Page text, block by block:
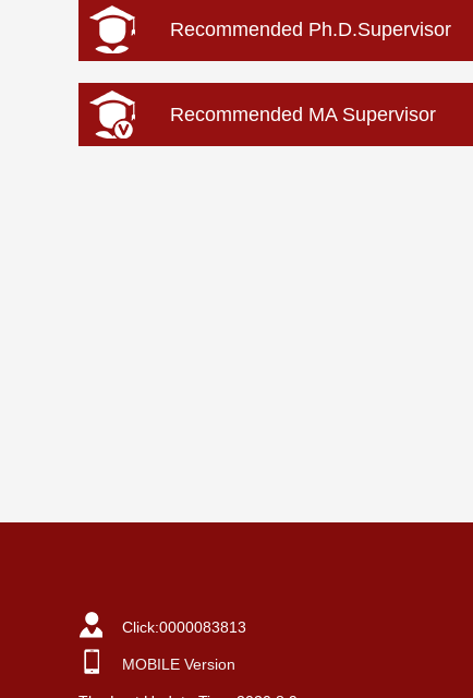
Recommended Ph.D.Supervisor
Recommended MA Supervisor
Click:0000083813
MOBILE Version